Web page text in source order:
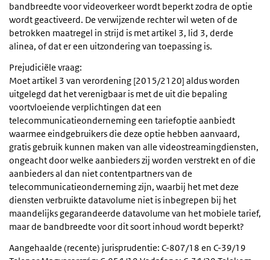
bandbreedte voor videoverkeer wordt beperkt zodra de optie
wordt geactiveerd. De verwijzende rechter wil weten of de
betrokken maatregel in strijd is met artikel 3, lid 3, derde
alinea, of dat er een uitzondering van toepassing is.
Prejudiciële vraag:
Moet artikel 3 van verordening [2015/2120] aldus worden
uitgelegd dat het verenigbaar is met de uit die bepaling
voortvloeiende verplichtingen dat een
telecommunicatieonderneming een tariefoptie aanbiedt
waarmee eindgebruikers die deze optie hebben aanvaard,
gratis gebruik kunnen maken van alle videostreamingdiensten,
ongeacht door welke aanbieders zij worden verstrekt en of die
aanbieders al dan niet contentpartners van de
telecommunicatieonderneming zijn, waarbij het met deze
diensten verbruikte datavolume niet is inbegrepen bij het
maandelijks gegarandeerde datavolume van het mobiele tarief,
maar de bandbreedte voor dit soort inhoud wordt beperkt?
Aangehaalde (recente) jurisprudentie: C-807/18 en C-39/19